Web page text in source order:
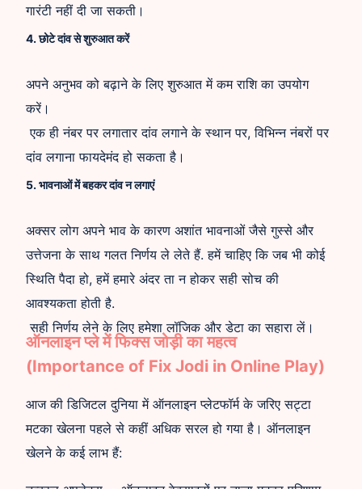
गारंटी नहीं दी जा सकती।
4. छोटे दांव से शुरुआत करें
अपने अनुभव को बढ़ाने के लिए शुरुआत में कम राशि का उपयोग
करें।
एक ही नंबर पर लगातार दांव लगाने के स्थान पर, विभिन्न नंबरों पर
दांव लगाना फायदेमंद हो सकता है।
5. भावनाओं में बहकर दांव न लगाएं
अक्सर लोग अपने भाव के कारण अशांत भावनाओं जैसे गुस्से और
उत्तेजना के साथ गलत निर्णय ले लेते हैं. हमें चाहिए कि जब भी कोई
स्थिति पैदा हो, हमें हमारे अंदर ता न होकर सही सोच की
आवश्यकता होती है.
सही निर्णय लेने के लिए हमेशा लॉजिक और डेटा का सहारा लें।
ऑनलाइन प्ले में फिक्स जोड़ी का महत्व
(Importance of Fix Jodi in Online Play)
आज की डिजिटल दुनिया में ऑनलाइन प्लेटफॉर्म के जरिए सट्टा
मटका खेलना पहले से कहीं अधिक सरल हो गया है। ऑनलाइन
खेलने के कई लाभ हैं: